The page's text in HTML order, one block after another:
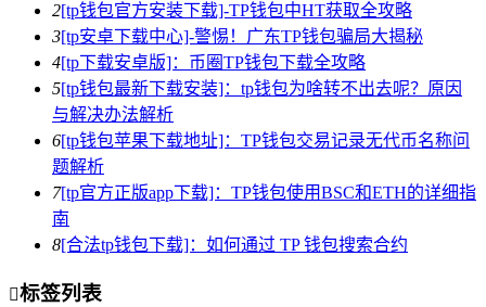
2[tp钱包官方安装下载]-TP钱包中HT获取全攻略
3[tp安卓下载中心]-警惕！广东TP钱包骗局大揭秘
4[tp下载安卓版]：币圈TP钱包下载全攻略
5[tp钱包最新下载安装]：tp钱包为啥转不出去呢？原因
与解决办法解析
6[tp钱包苹果下载地址]：TP钱包交易记录无代币名称问
题解析
7[tp官方正版app下载]：TP钱包使用BSC和ETH的详细指
南
8[合法tp钱包下载]：如何通过 TP 钱包搜索合约
标签列表